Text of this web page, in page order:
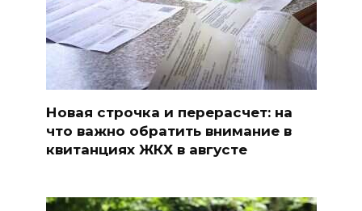
Новая строчка и перерасчет: на
что важно обратить внимание в
квитанциях ЖКХ в августе